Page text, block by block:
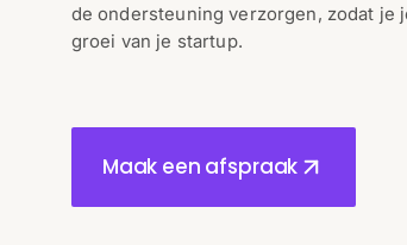
de ondersteuning verzorgen, zodat je
groei van je startup.
Maak een afspraak